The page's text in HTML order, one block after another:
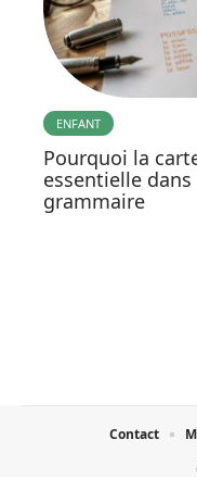
ENFANT
Pourquoi la
essentielle
grammaire
Contact